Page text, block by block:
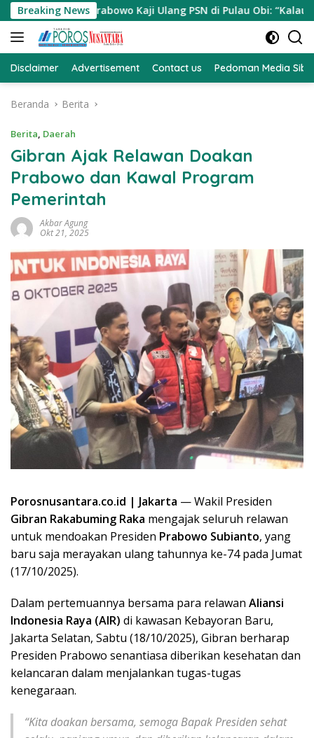
Langsung
ke
konten
Breaking News
Kaji Ulang PSN di Pulau Obi: “Kalau Tak Berdampak,
Disclaimer Advertisement Contact us Pedoman Media
Beranda Berita
Berita, Daerah
Gibran Ajak Relawan Doakan
Prabowo dan Kawal Program
Pemerintah
Akbar Agung
Okt 21, 2025
Porosnusantara.co.id | Jakarta — Wakil Presiden
Gibran Rakabuming Raka mengajak seluruh relawan
untuk mendoakan Presiden Prabowo Subianto, yang
baru saja merayakan ulang tahunnya ke-74 pada Jumat
(17/10/2025).
Dalam pertemuannya bersama para relawan Aliansi
Indonesia Raya (AIR) di kawasan Kebayoran Baru,
Jakarta Selatan, Sabtu (18/10/2025), Gibran berharap
Presiden Prabowo senantiasa diberikan kesehatan dan
kelancaran dalam menjalankan tugas-tugas
kenegaraan.
“Kita doakan bersama, semoga Bapak Presiden sehat